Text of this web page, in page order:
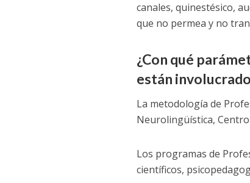
canales, quinestésico,
que no permea y no
¿Con qué
están
La metodología de
Neurolingüística, Centro
Los programas de
científicos,